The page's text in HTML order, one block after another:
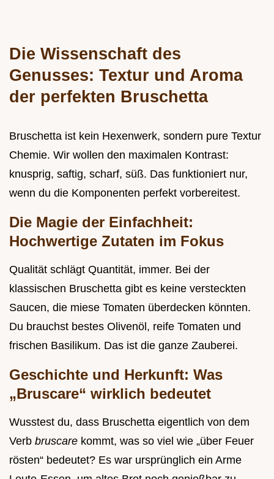
Die Wissenschaft des
Genusses: Textur und Aroma
der perfekten Bruschetta
Bruschetta ist kein Hexenwerk, sondern pure Textur
Chemie. Wir wollen den maximalen Kontrast:
knusprig, saftig, scharf, süß. Das funktioniert nur,
wenn du die Komponenten perfekt vorbereitest.
Die Magie der Einfachheit:
Hochwertige Zutaten im Fokus
Qualität schlägt Quantität, immer. Bei der
klassischen Bruschetta gibt es keine versteckten
Saucen, die miese Tomaten überdecken könnten.
Du brauchst bestes Olivenöl, reife Tomaten und
frischen Basilikum. Das ist die ganze Zauberei.
Geschichte und Herkunft: Was
„Bruscare“ wirklich bedeutet
Wusstest du, dass Bruschetta eigentlich von dem
Verb bruscare kommt, was so viel wie „über Feuer
rösten“ bedeutet? Es war ursprünglich ein Arme